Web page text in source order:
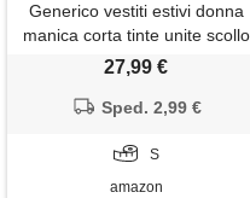
Generico vestiti estivi donna
manica corta tinte unite scollo
a v - moda donna 2026 vestiti
summer dress classic
casual vacanze arancio s
27,99 €
Sped. 2,99 €
S
amazon